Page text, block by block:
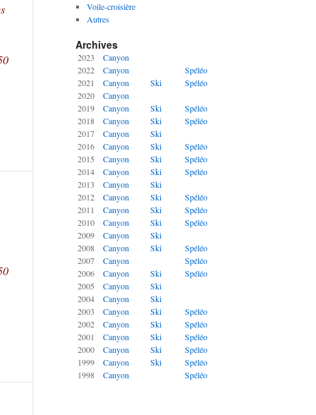
Voile-croisière
Autres
Archives
2023
Canyon
2022
Canyon
Spéléo
2021
Canyon Ski
Spéléo
2020
Canyon
2019
Canyon Ski
Spéléo
2018
Canyon Ski
Spéléo
2017
Canyon
Ski
2016
Canyon Ski
Spéléo
2015
Canyon Ski
Spéléo
2014
Canyon Ski
Spéléo
2013
Canyon
Ski
2012
Canyon Ski
Spéléo
2011
Canyon Ski
Spéléo
2010
Canyon Ski
Spéléo
2009
Canyon
Ski
2008
Canyon Ski
Spéléo
2007
Canyon
Spéléo
2006
Canyon Ski
Spéléo
2005
Canyon
Ski
2004
Canyon
Ski
2003
Canyon Ski
Spéléo
2002
Canyon Ski
Spéléo
2001
Canyon Ski
Spéléo
2000
Canyon Ski
Spéléo
1999
Canyon Ski
Spéléo
1998
Canyon Spéléo